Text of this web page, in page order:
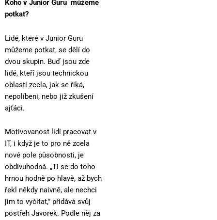
Koho v Junior Guru můžeme
potkat?
Lidé, které v Junior Guru
můžeme potkat, se dělí do
dvou skupin. Buď jsou zde
lidé, kteří jsou technickou
oblastí zcela, jak se říká,
nepolíbeni, nebo již zkušení
ajťáci.
Motivovanost lidí pracovat v
IT, i když je to pro ně zcela
nové pole působnosti, je
obdivuhodná. „Ti se do toho
hrnou hodně po hlavě, až bych
řekl někdy naivně, ale nechci
jim to vyčítat,” přidává svůj
postřeh Javorek. Podle něj za